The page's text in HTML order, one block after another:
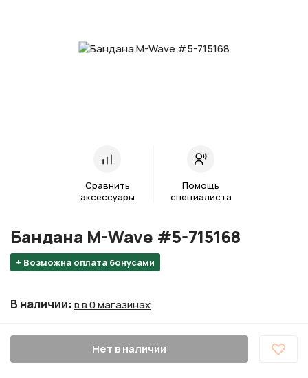
Сравнить
аксессуары
Помощь
специалиста
+ Возможна оплата бонусами
Бандана M-Wave #5-715168
В наличии:в в 0 магазинах
Нет в наличии